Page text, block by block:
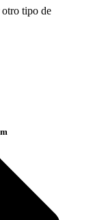
otro tipo de